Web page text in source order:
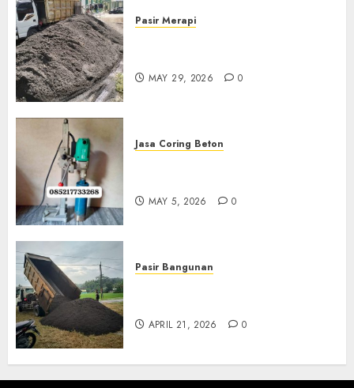
Pasir Merapi
MAY 29, 2026 0
Jasa Coring Beton
MAY 5, 2026 0
Pasir Bangunan
APRIL 21, 2026 0